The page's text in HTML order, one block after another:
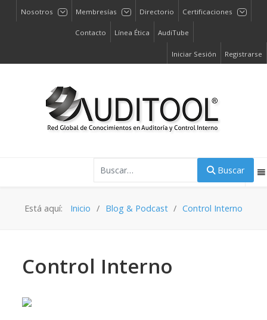
Nosotros Membresías Directorio Certificaciones
Contacto Línea Ética AudiTube
Iniciar Sesión Registrarse
Buscar
Está aquí: Inicio Blog & Podcast Control Interno
Control Interno